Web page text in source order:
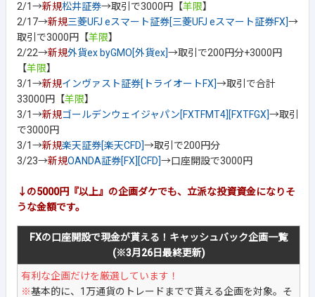
2/1→新規松井証券→取引で3000円【羊限】
2/17→新規三菱UFJ eスマート証券[三菱UFJ eスマート証券FX]→
取引で3000円【羊限】
2/22→新規外貨ex byGMO[外貨ex]→取引で200円分+3000円
【羊限】
3/1→新規インヴァスト証券[トライオートFX]→取引で合計
33000円【羊限】
3/1→新規ゴールデンウェイジャパン[FXTFMT4][FXTFGX]→取引
で3000円
3/1→新規楽天証券[楽天CFD]→取引で200円分
3/23→新規OANDA証券[FX][CFD]→口座開設で3000円
↓の5000円『以上』の企画ダケでも、立派な投資資金になりそ
うな金額です。
FXの口座開設で現金が貰える！キャッシュバック企画一覧
(※3月26日最終更新)
有利な企画だけを厳選しています！
※基本的に、1万通貨のトレードまでで貰える企画を対象。そ